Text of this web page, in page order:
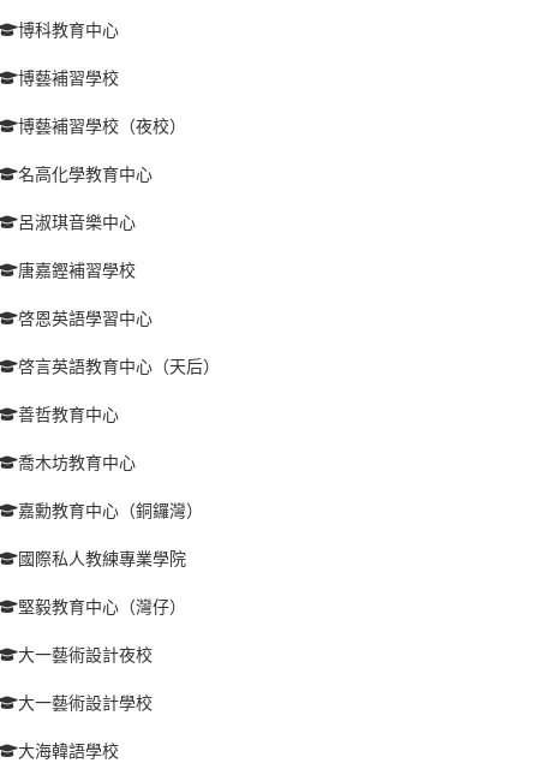
博科教育中心
博藝補習學校
博藝補習學校（夜校）
名高化學教育中心
呂淑琪音樂中心
唐嘉鏗補習學校
啓恩英語學習中心
啓言英語教育中心（天后）
善哲教育中心
喬木坊教育中心
嘉勳教育中心（銅鑼灣）
國際私人教練專業學院
堅毅教育中心（灣仔）
大一藝術設計夜校
大一藝術設計學校
大海韓語學校